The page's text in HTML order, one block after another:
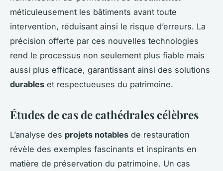
méticuleusement les bâtiments avant toute
intervention, réduisant ainsi le risque d’erreurs. La
précision offerte par ces nouvelles technologies
rend le processus non seulement plus fiable mais
aussi plus efficace, garantissant ainsi des solutions
durables et respectueuses du patrimoine.
Études de cas de cathédrales célèbres
L’analyse des projets notables de restauration
révèle des exemples fascinants et inspirants en
matière de préservation du patrimoine. Un cas